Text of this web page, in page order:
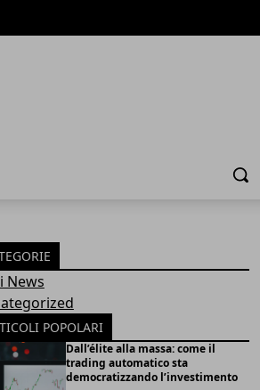
Cerca
News
POPOLARI
Dall’élite alla massa: come il
trading automatico sta
democratizzando l’investimento